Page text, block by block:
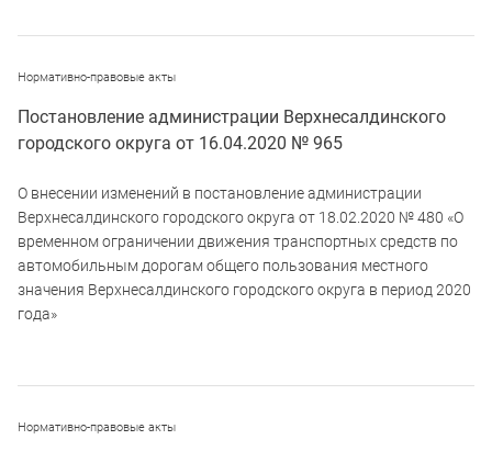
Нормативно-правовые акты
Постановление администрации Верхнесалдинского
городского округа от 16.04.2020 № 965
О внесении изменений в постановление администрации
Верхнесалдинского городского округа от 18.02.2020 № 480 «О
временном ограничении движения транспортных средств по
автомобильным дорогам общего пользования местного
значения Верхнесалдинского городского округа в период 2020
года»
Нормативно-правовые акты